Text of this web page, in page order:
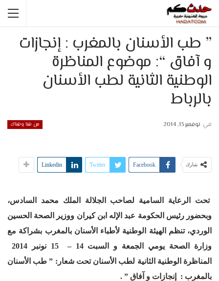
” طب الأسنان بالمغرب : إنجازات
و آفاق “: موضوع المناظرة
الوطنية الثانية لطب الأسنان
بالرباط
من هنا وهناك في نوفمبر 13, 2014
شارك Facebook
Twitter
Linkedin
تحت الرعاية السامية لصاحب الجلالة الملك محمد السادس،
وبحضور رئيس الحكومة عبد الإله ابن كيران ووزير الصحة الحسين
الوردي، تنظم الهيئة الوطنية لأطباء الأسنان بالمغرب بشراكة مع
المناظرة الوطنية الثانية لطب الأسنان تحت شعار: ” طب الأسنان
بالمغرب : إنجازات و آفاق ” .